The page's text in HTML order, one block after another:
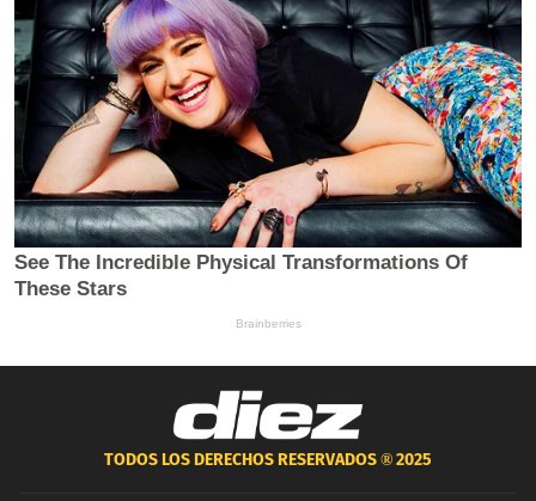
TODOS LOS DERECHOS RESERVADOS ®2025